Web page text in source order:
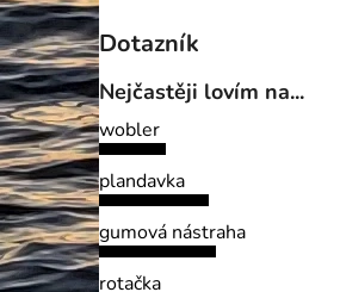
Dotazník
Nejčastěji lovím na...
wobler
plandavka
gumová nástraha
rotačka